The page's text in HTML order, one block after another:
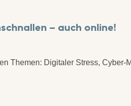
– auch online!
Themen: Digitaler Stress,